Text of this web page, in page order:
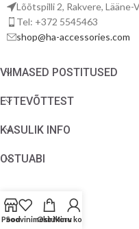
Lõõtspilli 2, Rakvere, Lääne-
Tel: +372 5545463
shop@ha-accessories.com
VIIMASED POSTITUSED
ETTEVÕTTEST
KASULIK INFO
OSTUABI
Pood
SoovinimekiriOstukorvMinu konto